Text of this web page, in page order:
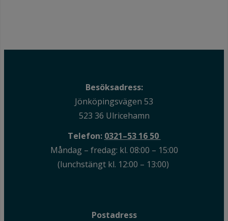
Besöksadress:
Jönköpingsvägen 53
523 36 Ulricehamn
Telefon: 0321–53 16 50
Måndag – fredag: kl. 08:00 – 15:00
(lunchstängt kl. 12:00 – 13:00)
Postadress